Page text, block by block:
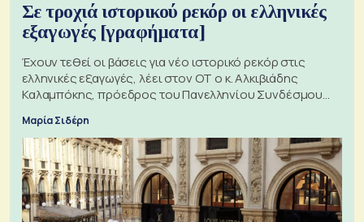
Σε τροχιά ιστορικού ρεκόρ οι ελληνικές
εξαγωγές [γραφήματα]
Έχουν τεθεί οι βάσεις για νέο ιστορικό ρεκόρ στις
ελληνικές εξαγωγές, λέει στον ΟΤ ο κ. Αλκιβιάδης
Καλαμπόκης, πρόεδρος του Πανελληνίου Συνδέσμου
Μαρία Σιδέρη